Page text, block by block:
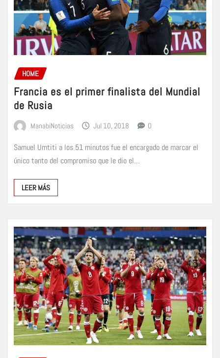
HOME
Francia es el primer finalista del Mundial
de Rusia
ManabiNoticias Jul 10, 2018 0
Samuel Umtiti a los 51 minutos fue el encargado de marcar el
único tanto del compromiso que le dio el…
LEER MÁS